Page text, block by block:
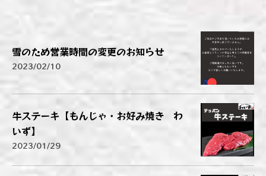
雪のため営業時間の変更のお知らせ
2023/02/10
牛ステーキ【もんじゃ・お好み焼き わ
いず】
2023/01/29